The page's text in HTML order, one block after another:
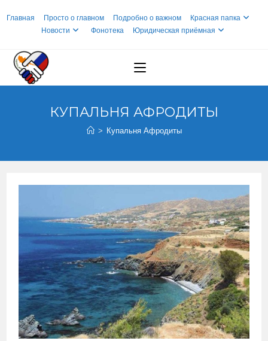
Главная Просто о главном Подробно о важном
Красная папка
Новости
Фонотека Юридическая приёмная
КУПАЛЬНЯ АФРОДИТЫ
> Купальня Афродиты